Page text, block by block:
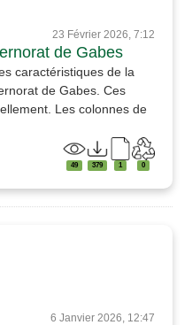
23 Février 2026, 7:12
de Gabes
caractéristiques de la
de Gabes. Ces
Les colonnes de
49 379 1 0
6 Janvier 2026, 12:47